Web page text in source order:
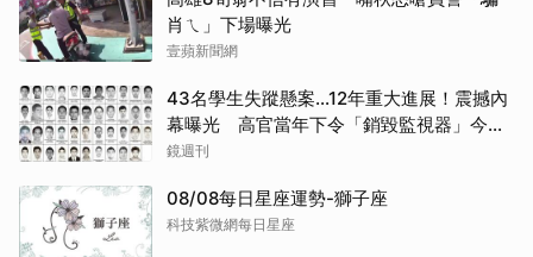
肖ㄟ」下場曝光
壹蘋新聞網
43名學生失蹤懸案...12年重大進展！震撼內
幕曝光 高官當年下令「銷毀監視器」今遭
逮
鏡週刊
08/08每日星座運勢-獅子座
科技紫微網每日星座